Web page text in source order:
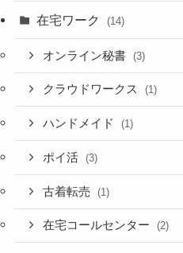
在宅ワーク (14)
オンライン秘書 (3)
クラウドワークス (1)
ハンドメイド (1)
ポイ活 (3)
古着転売 (1)
在宅コールセンター (2)